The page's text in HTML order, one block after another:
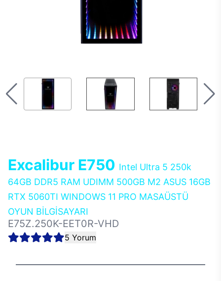
Excalibur E750 Intel Ultra 5 250k
64GB DDR5 RAM UDIMM 500GB M2 ASUS 16GB
RTX 5060TI WINDOWS 11 PRO MASAÜSTÜ
OYUN BİLGİSAYARI
E75Z.250K-EET0R-VHD
5 Yorum